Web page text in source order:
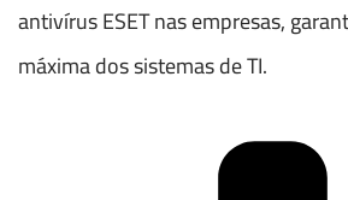
antivírus ESET nas empresas,
máxima dos sistemas de TI.